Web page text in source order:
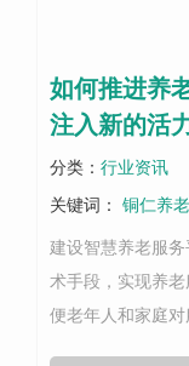
如何推进养
注入新的活力
分类： 行业资讯
关键词：
铜仁养
建设智慧养老服
术手段，实现养
便老年人和家庭对